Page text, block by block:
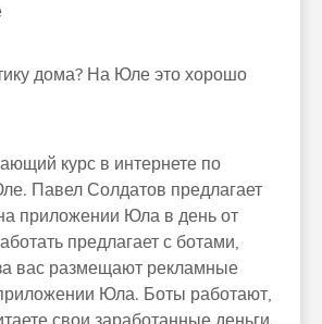
дома? На Юле это хорошо
курс в интернете по
Павел Солдатов предлагает
приложении Юла в день от
предлагает с ботами,
вас размещают рекламные
Юла. Боты работают,